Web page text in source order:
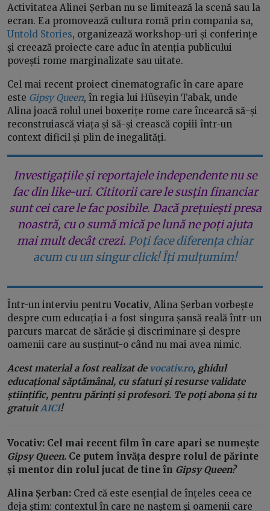
Activitatea Alinei Șerban nu se limitează la scenă sau la
ecran. Ea promovează cultura romă prin compania sa,
Untold Stories, organizează workshop-uri și conferințe
și creează proiecte care aduc în atenția publicului
povești rome marginalizate sau uitate.
Cel mai recent proiect cinematografic în care apare
este Gipsy Queen, în regia lui Hüseyin Tabak, unde
Alina joacă rolul unei boxerițe rome care încearcă să-și
reconstruiască viața și să-și crească copiii într-un
context dificil și plin de inegalități.
Investigațiile și reportajele independente nu se
fac din like-uri. Cititorii care le susțin financiar
sunt cei care le fac posibile. Dacă prețuiești presa
noastră, cu o sumă mică pe lună ne poți ajuta
mai mult decât crezi. Poți face diferența chiar
acum cu un singur click! Îți mulțumim!
Într-un interviu pentru Vocativ, Alina Șerban vorbește
despre cum educația i-a fost singura șansă reală într-un
parcurs marcat de sărăcie și discriminare și despre
oamenii care au susținut-o când nu mai avea nimic.
Acest material a fost realizat de vocativ.ro, ghidul
educațional săptămânal, cu sfaturi și resurse validate
științific, pentru părinți și profesori. Te poți abona și tu
gratuitAICI!
Vocativ: Cel mai recent film în care apari se numește
Gipsy Queen. Ce putem învăța despre rolul de părinte
și mentor din rolul jucat de tine în Gipsy Queen?
Alina Șerban: Cred că este esențial de înțeles ceea ce
deja știm: contextul în care ne naștem și oamenii care